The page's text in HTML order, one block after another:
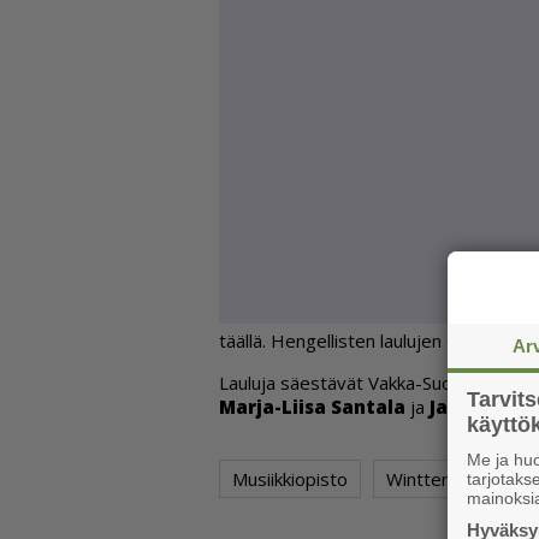
tääl­lä. Hen­gel­lis­ten lau­lu­jen osal­ta
Lau­lu­ja sä­es­tä­vät Vak­ka-Suo­men
Mar­ja-Lii­sa San­ta­la ja Jark­ko
Musiikkiopisto Wintteri
Me ja